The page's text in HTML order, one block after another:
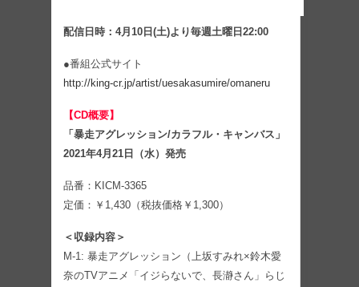
配信日時：4月10日(土)より毎週土曜日22:00
●番組公式サイト
http://king-cr.jp/artist/uesakasumire/omaneru
【CD概要】
「暴走アグレッション/カラフル・キャンバス」
2021年4月21日（水）発売
品番：KICM-3365
定価：￥1,430（税抜価格￥1,300）
＜収録内容＞
M-1: 暴走アグレッション（上坂すみれ×鈴木愛
奈のTVアニメ「イジらないで、長瀞さん」らじ